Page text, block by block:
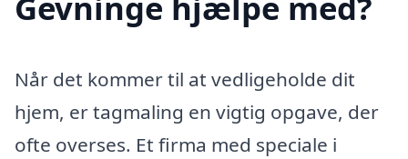
Når det kommer til at vedligeholde dit
hjem, er tagmaling en vigtig opgave, der
ofte overses. Et firma med speciale i